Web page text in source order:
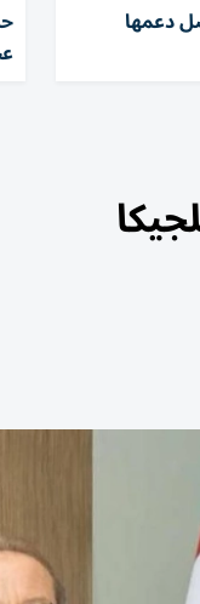
3» تواصل دعمها